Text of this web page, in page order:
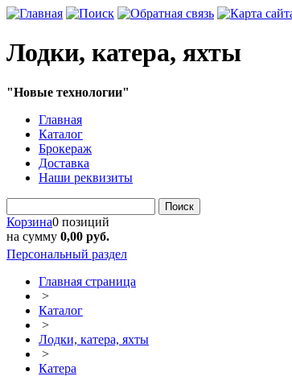
Лодки, катера, яхты
"Новые технологии"
Главная
Каталог
Брокераж
Доставка
Наши реквизиты
Поиск
Корзина0 позиций
на сумму 0,00 руб.
Персональный раздел
Главная страница
>
Каталог
>
Лодки, катера, яхты
>
Катера